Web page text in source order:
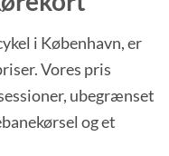
i København, er
Vores pris
ubegrænset
og et